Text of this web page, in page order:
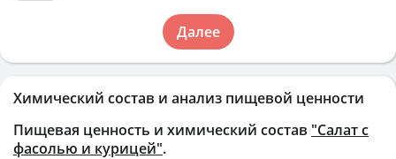
Химический состав и анализ пищевой ценности
Пищевая ценность и химический состав "Салат с
фасолью и курицей".
Далее